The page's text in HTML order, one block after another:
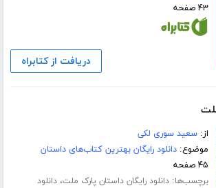
۴۳ صفحه
دریافت از کتابراه
از:سعید سوری لکی
موضوع:دانلود رایگان بهترین کتاب‌های داستان
۴۵ صفحه
برچسب‌ها:دانلود رایگان داستان پارک ملت،دانلود